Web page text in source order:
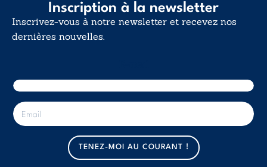
Inscription à la newsletter
Inscrivez-vous à notre newsletter et recevez nos
dernières nouvelles.
E
-
m
TENEZ-MOI AU COURANT !